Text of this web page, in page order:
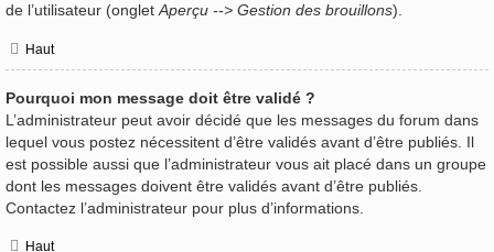
de l’utilisateur (ongletAperçu --> Gestion des brouillons).
Haut
Pourquoi mon message doit être validé ?
L’administrateur peut avoir décidé que les messages du forum dans
lequel vous postez nécessitent d’être validés avant d’être publiés. Il
est possible aussi que l’administrateur vous ait placé dans un groupe
dont les messages doivent être validés avant d’être publiés.
Contactez l’administrateur pour plus d’informations.
Haut